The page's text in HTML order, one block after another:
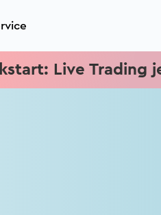
Trading jeden